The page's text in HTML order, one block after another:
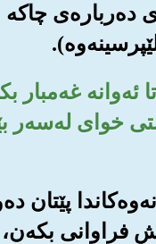
ده‌رباره‌ی
غه‌مبار
خوای له‌سه‌ر
بکه‌ن،